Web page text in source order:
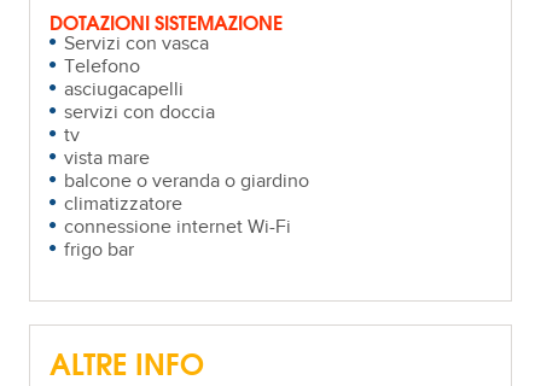
DOTAZIONI SISTEMAZIONE
Servizi con vasca
Telefono
asciugacapelli
servizi con doccia
tv
vista mare
balcone o veranda o giardino
climatizzatore
connessione internet Wi-Fi
frigo bar
ALTRE INFO